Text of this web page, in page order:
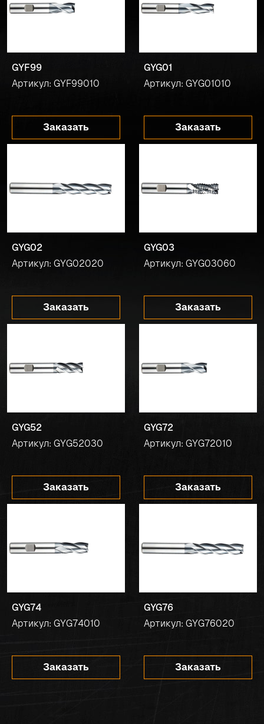
GYF99
Артикул: GYF99010
Заказать
GYG01
Артикул: GYG01010
Заказать
GYG02
Артикул: GYG02020
Заказать
GYG03
Артикул: GYG03060
Заказать
GYG52
Артикул: GYG52030
Заказать
GYG72
Артикул: GYG72010
Заказать
GYG74
Артикул: GYG74010
Заказать
GYG76
Артикул: GYG76020
Заказать